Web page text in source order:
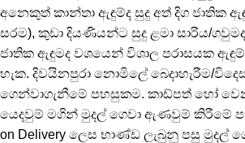
අනෙකුත් කාන්තා ඇඳුම්ද සුදු අත් දිග ජාතික
සරම), කුඩා දියණියන්ට සුදු ළමා සාරිය/
ජාතික ඇඳුමද වශයෙන් විශාල පරාසයක
හැක. දිවයිනපුරා නොමිලේ බෙදාහැරීම/
ගෙන්වාගැනීමේ පහසුකම. කාඩ්පත් හෝ
යෙදවුම් මගින් මුදල් ගෙවා ඇණවුම් කිරීමේ
on Delivery ලෙස භාණ්ඩ ලැබුනු පසු මුදල්